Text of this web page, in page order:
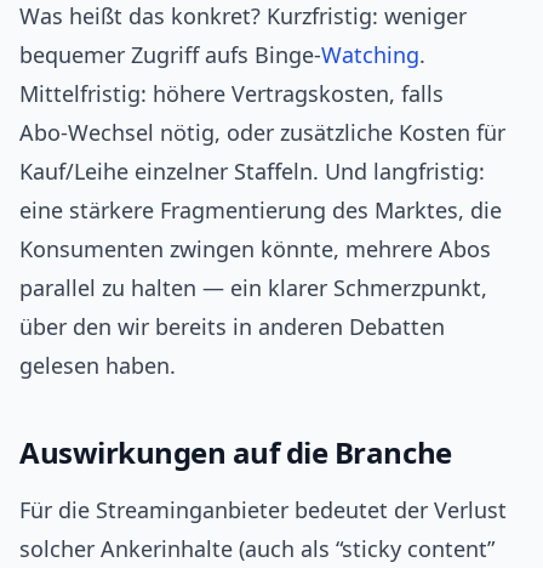
Was heißt das konkret? Kurzfristig: weniger
bequemer Zugriff aufs Binge‑Watching.
Mittelfristig: höhere Vertragskosten, falls
Abo‑Wechsel nötig, oder zusätzliche Kosten für
Kauf/Leihe einzelner Staffeln. Und langfristig:
eine stärkere Fragmentierung des Marktes, die
Konsumenten zwingen könnte, mehrere Abos
parallel zu halten — ein klarer Schmerzpunkt,
über den wir bereits in anderen Debatten
gelesen haben.
Auswirkungen auf die Branche
Für die Streaminganbieter bedeutet der Verlust
solcher Ankerinhalte (auch als “sticky content”